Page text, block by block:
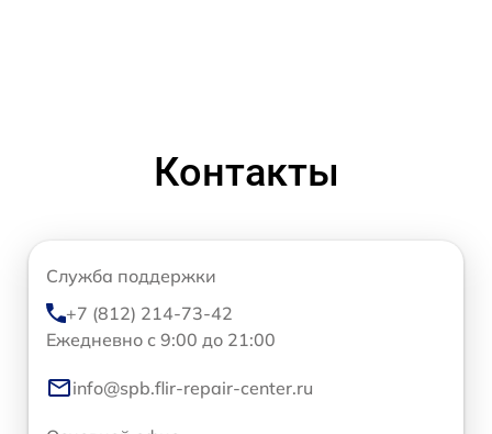
Контакты
Служба поддержки
+7 (812) 214-73-42
Ежедневно с 9:00 до 21:00
info@spb.flir-repair-center.ru